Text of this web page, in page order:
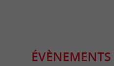
ÉVÈNEMENTS